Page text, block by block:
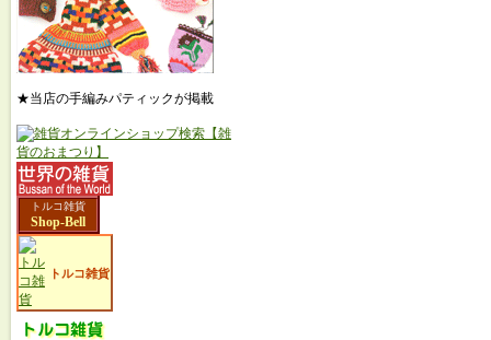
★当店の手編みパティックが掲載
トルコ雑貨
Shop-Bell
トルコ雑貨